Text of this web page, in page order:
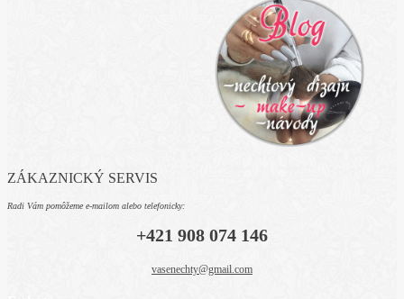
ZÁKAZNICKÝ SERVIS
Radi Vám pomôžeme e-mailom alebo telefonicky:
+421 908 074 146
vasenechty@gmail.com